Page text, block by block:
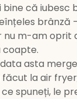
bine că iubesc
brânză
nu m-am oprit
coapte.
asta
la air
ce spuneți, le